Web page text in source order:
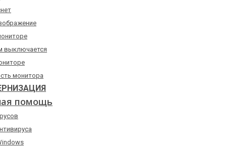
выключается
монитора
помощь